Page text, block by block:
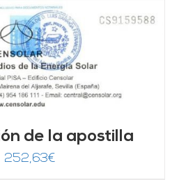
de la apostilla
252,63€